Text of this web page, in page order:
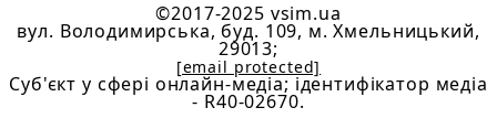
©2017-2025 vsim.ua
вул. Володимирська, буд. 109, м. Хмельницький,
29013;
[email protected]
Cуб'єкт у сфері онлайн-медіа; ідентифікатор медіа
- R40-02670.